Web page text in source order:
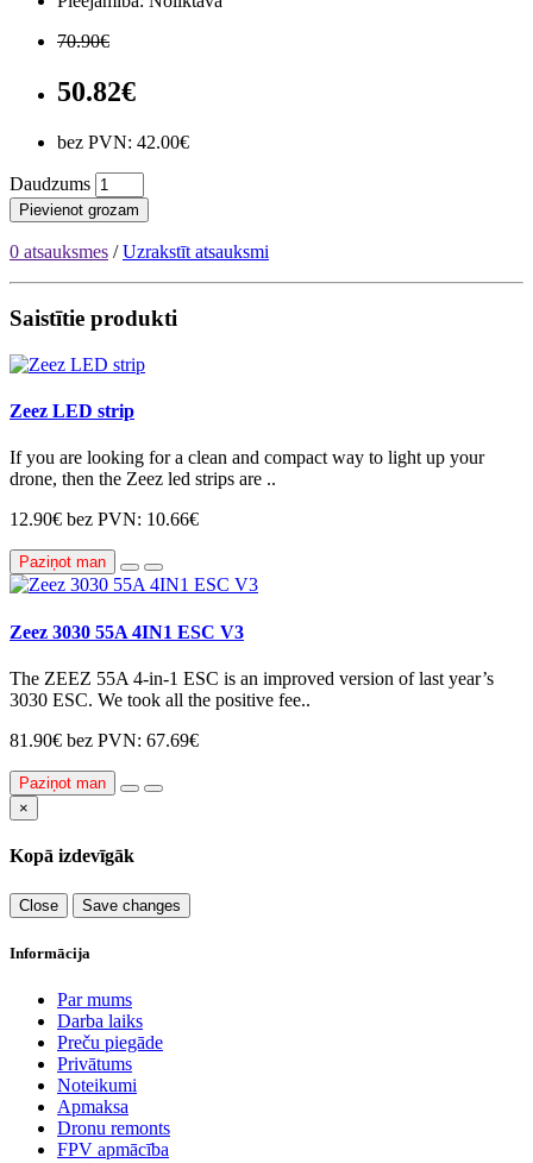
70.90€
50.82€
bez PVN: 42.00€
Daudzums
Pievienot grozam
0 atsauksmes /Uzrakstīt atsauksmi
Saistītie produkti
Zeez LED strip
If you are looking for a clean and compact way to light up your
drone, then the Zeez led strips are ..
12.90€ bez PVN: 10.66€
Paziņot man
Zeez 3030 55A 4IN1 ESC V3
The ZEEZ 55A 4-in-1 ESC is an improved version of last year’s
3030 ESC. We took all the positive fee..
81.90€ bez PVN: 67.69€
Paziņot man
×
Kopā izdevīgāk
Close Save changes
Informācija
Par mums
Darba laiks
Preču piegāde
Privātums
Noteikumi
Apmaksa
Dronu remonts
FPV apmācība